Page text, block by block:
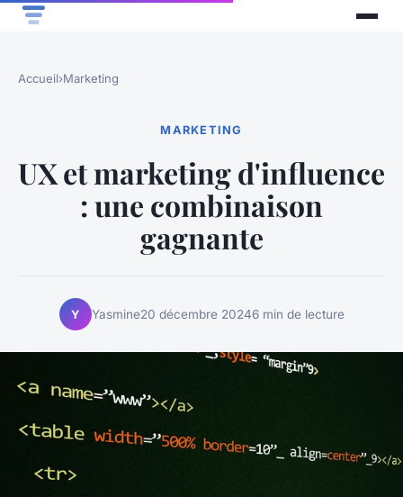
Accueil›Marketing
MARKETING
UX et marketing d'influence
: une combinaison
gagnante
Y Yasmine20 décembre 20246 min de lecture